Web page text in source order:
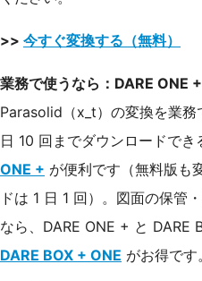
>> 今すぐ変換する（無料）
業務で使うなら：DARE ONE
Parasolid（x_t）の変換を業務
日 10 回までダウンロードで
ONE + が便利です（無料版も
ドは 1 日 1 回）。図面の保管
なら、DARE ONE + と DARE
DARE BOX + ONE がお得です。